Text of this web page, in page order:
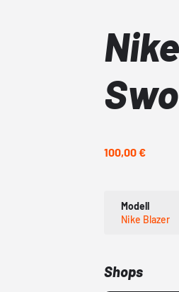
100,00 €
Modell
Nike Blazer
Shops